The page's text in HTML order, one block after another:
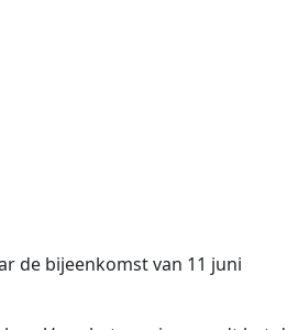
de bijeenkomst van 11 juni